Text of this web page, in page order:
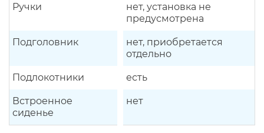
Ручки
нет, установка не
предусмотрена
Подголовник
нет, приобретается
отдельно
Подлокотники есть
Встроенное
сиденье
нет